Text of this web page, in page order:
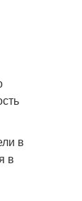
в
в